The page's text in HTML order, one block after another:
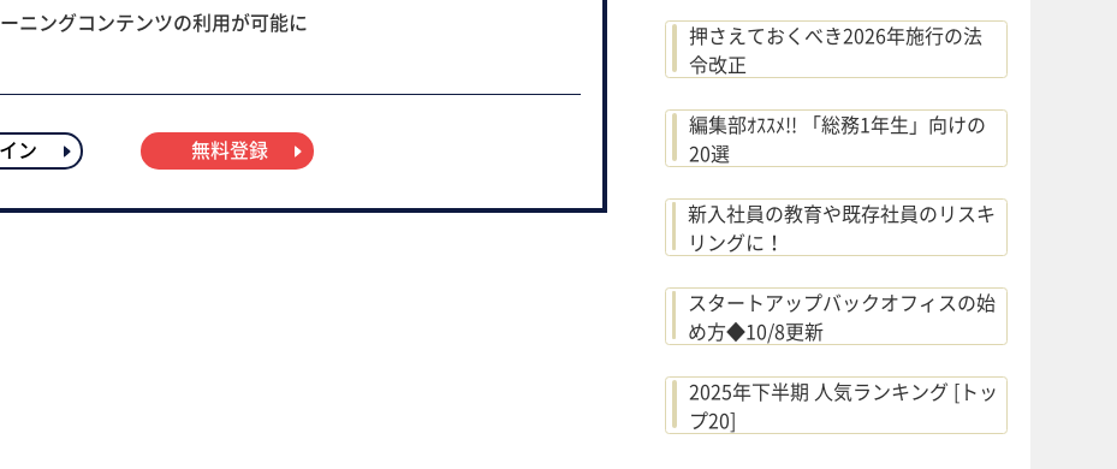
押さえておくべき2026年施行の法
令改正
編集部ｵｽｽﾒ!! 「総務1年生」向けの
20選
新入社員の教育や既存社員のリスキ
リングに！
スタートアップバックオフィスの始
め方◆10/8更新
2025年下半期 人気ランキング [トッ
プ20]
ニングコンテンツの利用が可能に
ン 無料登録